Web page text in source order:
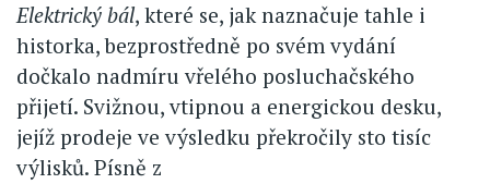
Elektrický bál, které se, jak naznačuje tahle i
historka, bezprostředně po svém vydání
dočkalo nadmíru vřelého posluchačského
přijetí. Svižnou, vtipnou a energickou desku,
jejíž prodeje ve výsledku překročily sto tisíc
výlisků. Písně z